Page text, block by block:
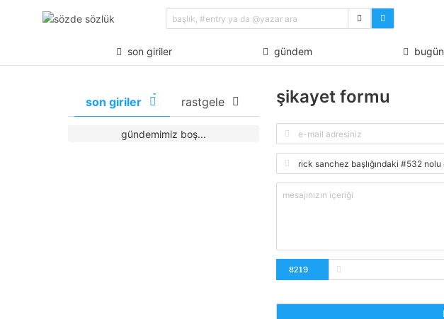
son giriler gündem bugün
son giriler rastgele
gündemimiz boş...
şikayet formu